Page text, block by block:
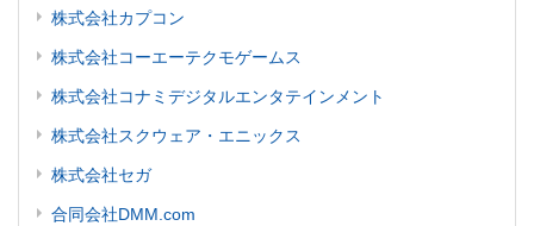
株式会社カプコン
株式会社コーエーテクモゲームス
株式会社コナミデジタルエンタテインメント
株式会社スクウェア・エニックス
株式会社セガ
合同会社DMM.com